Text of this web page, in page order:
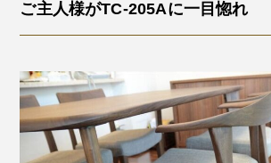
ご主人様がTC-205Aに一目惚れ